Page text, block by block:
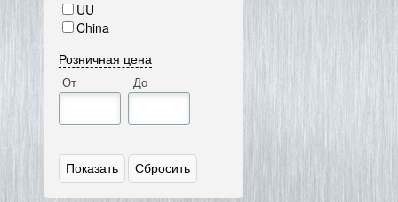
UU
China
Розничная цена
От До